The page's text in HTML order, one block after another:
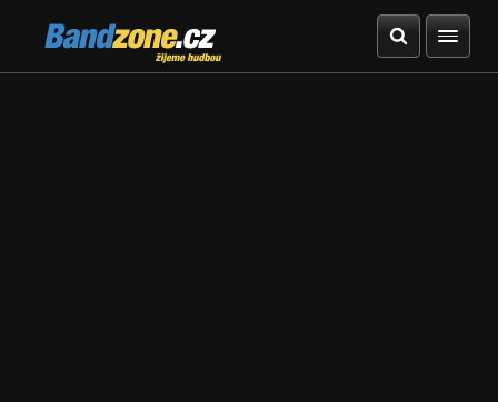
Bandzone.cz
žijeme hudbou